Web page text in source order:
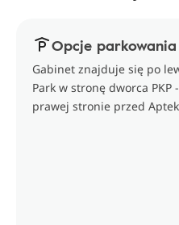
Opcje parkowania
Gabinet znajduje się po
Park w stronę dworca
prawej stronie przed